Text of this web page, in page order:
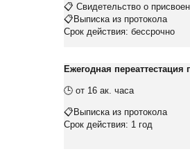
📋 Свидетельство о
📋Выписка из протокола
Срок действия: бессрочно
Ежегодная
🕒 от 16 ак. часа
📋Выписка из протокола
Срок действия: 1 год